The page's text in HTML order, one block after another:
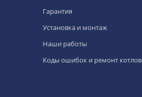
Гарантия
Установка и монтаж
Наши работы
Коды ошибок и ремонт котлов